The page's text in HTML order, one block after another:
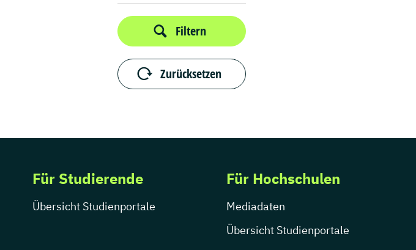
Filtern
Zurücksetzen
Für Studierende
Übersicht Studienportale
Für Hochschulen
Mediadaten
Übersicht Studienportale